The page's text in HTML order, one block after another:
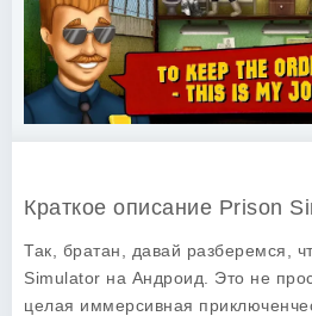
Краткое описание Prison
Так, братан, давай разберемся,
Simulator на Андроид. Это не
целая иммерсивная